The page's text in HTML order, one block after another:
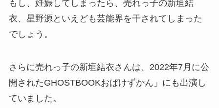
もし、妊娠してしまったら、売れっ子の新垣結
衣、星野源といえども芸能界を干されてしまった
でしょう。
さらに売れっ子の新垣結衣さんは、2022年7月に公
開されたGHOSTBOOKおばけずかん」にも出演し
ていました。